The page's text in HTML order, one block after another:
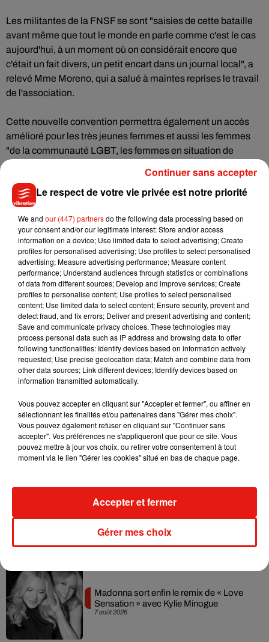
Les militantes de la FNSF se sont "saisies de cette bataille
avant même que tout le monde en parle comme c'est le cas
aujourd'hui, à un moment où on considérait encore que
c'était un fait divers, un petit encart dans un journal local", a
relevé Mme Moreno, qui a salué à maintes reprises le travail
de l'association.
Cette nouvelle convention permettra également un accès
amélioré pour les très jeunes femmes et aussi les femmes
"de la communauté LGBT, les femmes en situation de
En décembre dernier, le gouvernement avait provoqué une
polémique en lançant un appel d'offres pour désigner
l'opérateur devant gérer à l'avenir le 3919.
Face aux vives protestations de la FNSF - qui dénonçait le
risque d'être évincée d'un dispositif qu'elle a pourtant créé en
1992 - et d'autres associations féministes, l'exécutif y avait
finalement renoncé mi-janvier.
Pour rappel, la plateformearretonslesviolences.gouv.frest
également accessible à tout instant.
(Avec AFP)
7 août 2026
7 août 2026
Madonna sort enfin le remix de « Love
Sensation » avec Kylie Minogue
Le respect de votre vie privée est notre priorité
We and our (447) partnersdo the following data processing based on
your consent and/or our legitimate interest: Store and/or access
information on a device; Use limited data to select advertising; Create
profiles for personalised advertising; Use profiles to select personalised
advertising; Measure advertising performance; Measure content
performance; Understand audiences through statistics or combinations
of data from different sources; Develop and improve services; Create
profiles to personalise content; Use profiles to select personalised
content; Use limited data to select content; Ensure security, prevent and
detect fraud, and fix errors; Deliver and present advertising and content;
Save and communicate privacy choices. These technologies may
process personal data such as IP address and browsing data to offer
following functionalities: Identify devices based on information actively
requested; Use precise geolocation data; Match and combine data from
other data sources; Link different devices; Identify devices based on
information transmitted automatically.
Vous pouvez accepter en cliquant sur "Accepter et fermer", ou affiner en
sélectionnant les finalités et/ou partenaires dans "Gérer mes choix".
Vous pouvez également refuser en cliquant sur "Continuer sans
accepter". Vos préférences ne s'appliqueront que pour ce site. Vous
pouvez mettre à jour vos choix, ou retirer votre consentement à tout
moment via le lien "Gérer les cookies" situé en bas de chaque page.
Gérer mes choix
Accepter et fermer
Continuer sans accepter